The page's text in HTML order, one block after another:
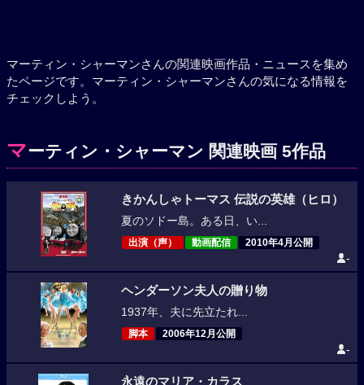
マーティン・シャーマンさんの関連映画作品・ニュースを集め
たページです。マーティン・シャーマンさんの気になる情報を
チェックしよう。
マーティン・シャーマン 関連映画 5作品
きかんしゃトーマス 伝説の英雄（ヒロ）
夏のソドー島。ある日、い...
出演（声） 動画配信 2010年4月公開
-
ヘンダーソン夫人の贈り物
1937年、夫に先立たれ...
脚本 2006年12月公開
-
永遠のマリア・カラス